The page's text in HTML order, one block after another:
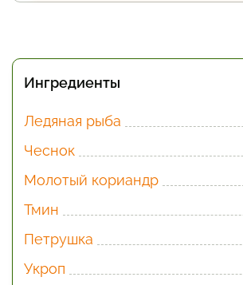
Ингредиенты
Ледяная рыба
Чеснок
Молотый кориандр
Тмин
Петрушка
Укроп